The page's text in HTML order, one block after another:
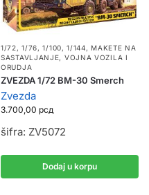
1/72, 1/76, 1/100, 1/144,MAKETE NA
SASTAVLJANJE, VOJNA VOZILA I
ORUDJA
ZVEZDA 1/72 BM-30 Smerch
Zvezda
3.700,00 рсд
šifra: ZV5072
Dodaj u korpu